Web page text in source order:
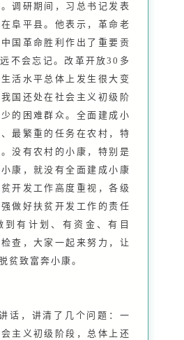
调研期间，习总书记发表
阜平县。他表示，革命老
国革命胜利作出了重要贡
不会忘记。改革开放30多
活水平总体上发生很大变
国还处在社会主义初级阶
的困难群众。全面建成小
最繁重的任务在农村，特
没有农村的小康，特别是
康，就没有全面建成小康
开发工作高度重视，各级
做好扶贫开发工作的责任
到有计划、有资金、有目
查，大家一起来努力，让
贫致富奔小康。
话，讲清了几个问题：一
主义初级阶段，总体上还